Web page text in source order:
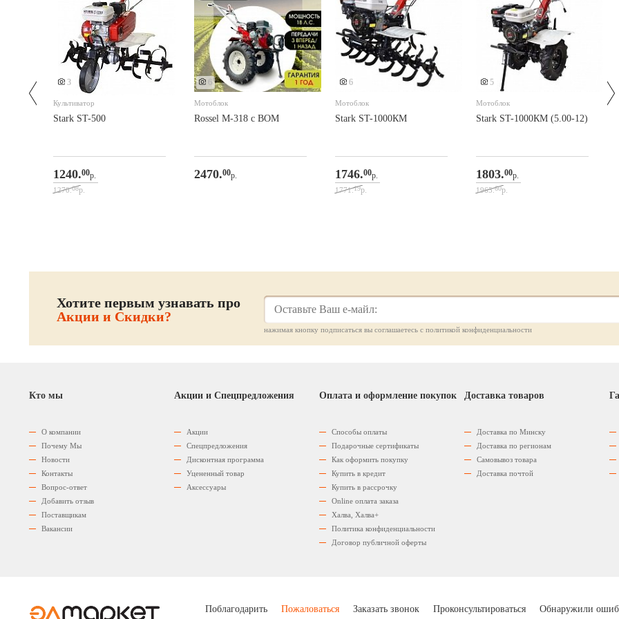
3
Культиватор
Stark ST-500
1240.00р.
1270.08р.
6
Мотоблок
Rossel M-318 с ВОМ
2470.00р.
6
Мотоблок
Stark ST-1000КМ
1746.00р.
1771.19р.
5
Мотоблок
Stark ST-1000КМ (5.00-12)
1803.00р.
1965.60р.
Хотите первым узнавать про
Акции и Скидки?
нажимая кнопку подписаться вы соглашаетесь с политикой конфиденциальности
Кто мы
О компании
Почему Мы
Новости
Контакты
Вопрос-ответ
Добавить отзыв
Поставщикам
Вакансии
Акции и Спецпредложения
Акции
Спецпредложения
Дисконтная программа
Уцененный товар
Аксессуары
Оплата и оформление покупок
Способы оплаты
Подарочные сертификаты
Как оформить покупку
Купить в кредит
Купить в рассрочку
Оnline оплата заказа
Халва, Халва+
Политика конфиденциальности
Договор публичной оферты
Доставка товаров
Доставка по Минску
Доставка по регионам
Самовывоз товара
Доставка почтой
Поблагодарить Пожаловаться Заказать звонок Проконсультироваться Обнаружили